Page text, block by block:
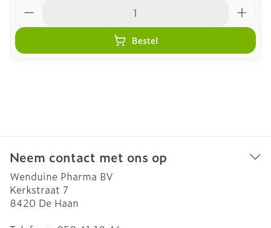
Bestel
Neem contact met ons op
Wenduine Pharma BV
Kerkstraat 7
8420 De Haan